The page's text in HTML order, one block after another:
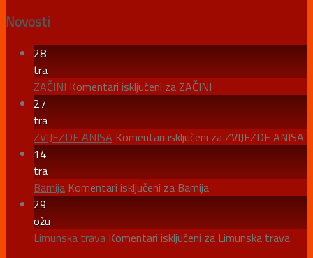
Novosti
28
tra
ZAČINI Komentari isključeni za ZAČINI
27
tra
ZVIJEZDE ANISA Komentari isključeni za ZVIJEZDE ANISA
14
tra
Bamija Komentari isključeni za Bamija
29
ožu
Limunska trava Komentari isključeni za Limunska trava